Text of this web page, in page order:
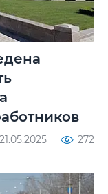
21.05.2025 272